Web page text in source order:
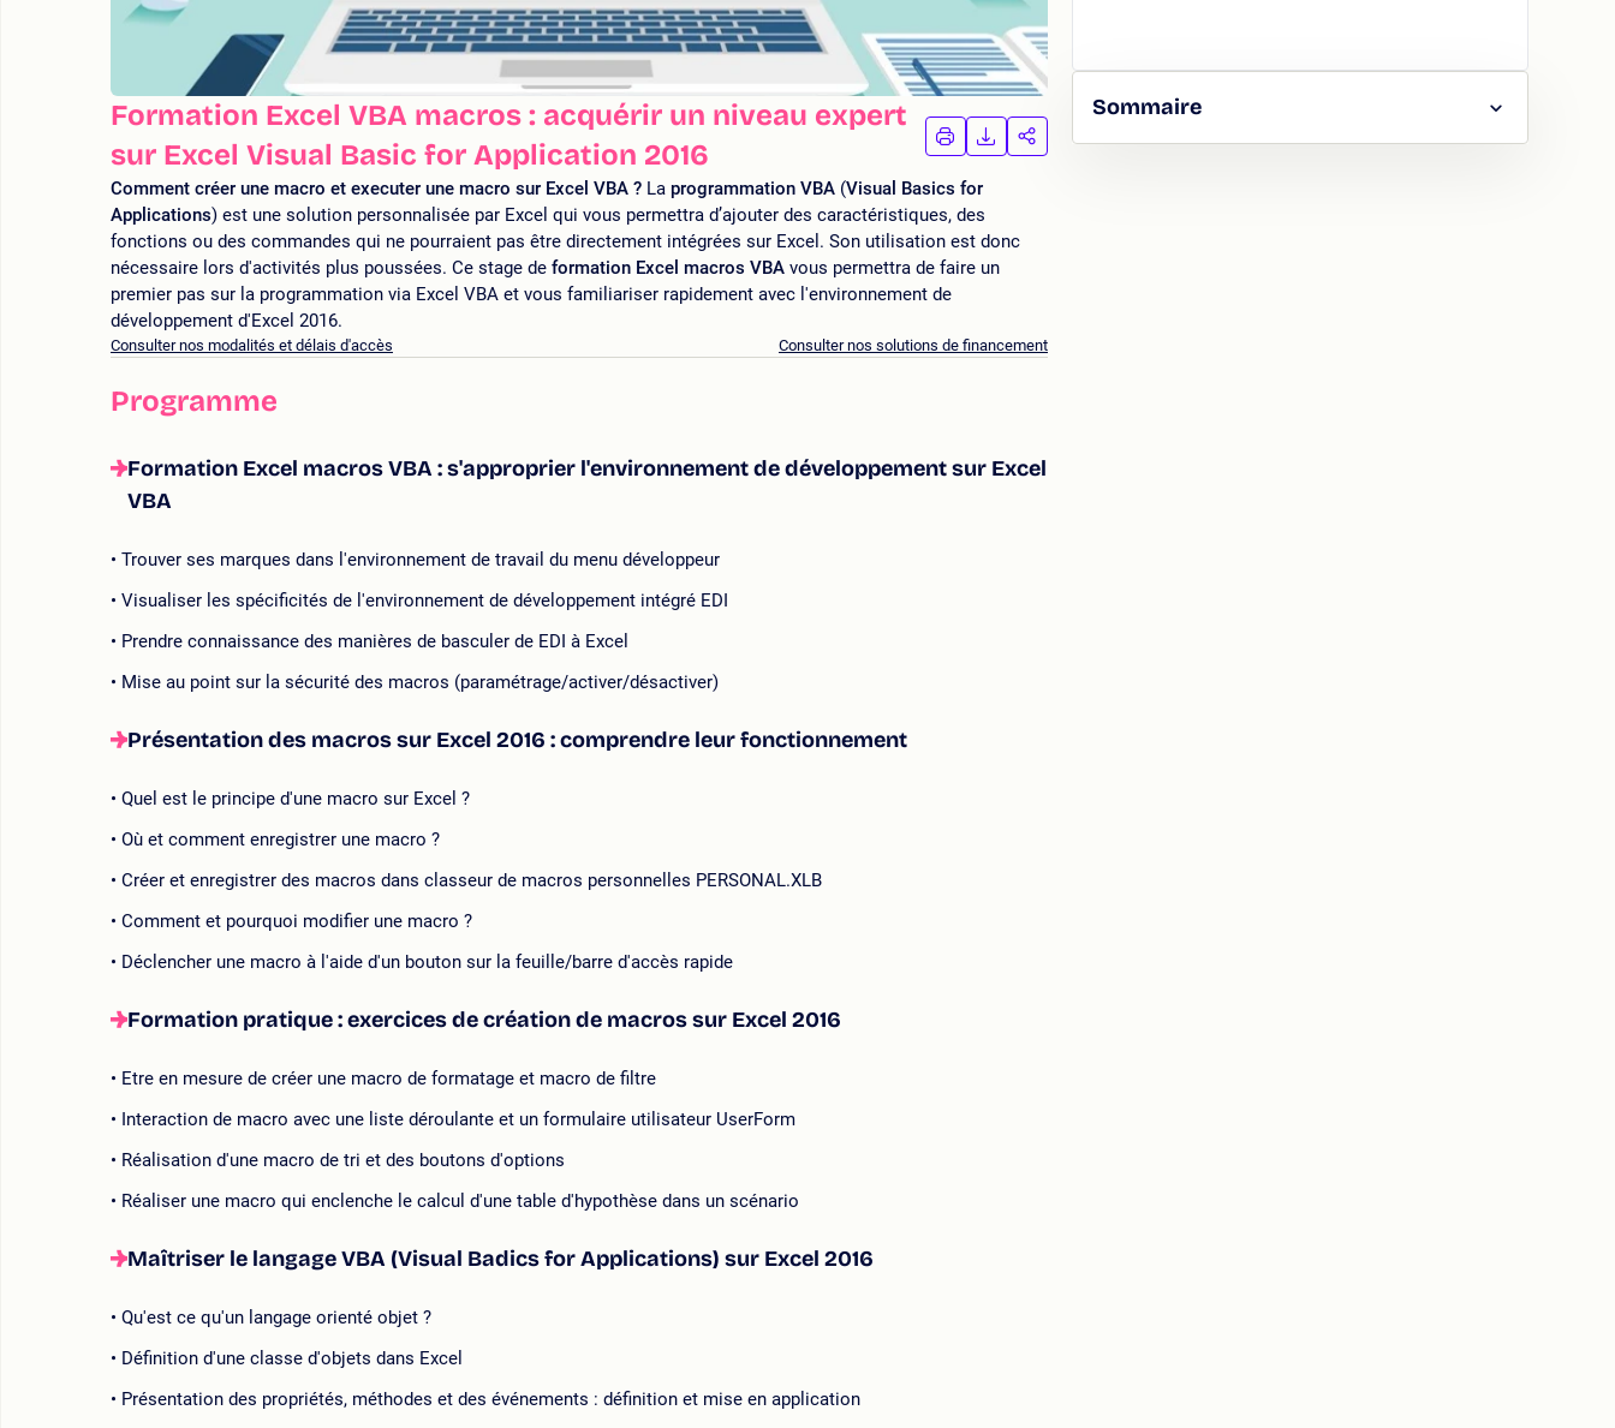
Formation Excel VBA macros : acquérir un niveau expert
sur Excel Visual Basic for Application 2016
IMPRIMER
LA
FORMATION
TÉLÉCHARGER
LA
PARTAGER
Comment créer une macro et executer une macro sur Excel VBA ? La programmation VBA (Visual Basics for
Applications) est une solution personnalisée par Excel qui vous permettra d’ajouter des caractéristiques, des
fonctions ou des commandes qui ne pourraient pas être directement intégrées sur Excel. Son utilisation est donc
nécessaire lors d'activités plus poussées. Ce stage de formation Excel macros VBA vous permettra de faire un
premier pas sur la programmation via Excel VBA et vous familiariser rapidement avec l'environnement de
développement d'Excel 2016.
Consulter nos modalités et délais d'accès Consulter nos solutions de financement
Programme
Formation Excel macros VBA : s'approprier l'environnement de développement sur Excel
VBA
Trouver ses marques dans l'environnement de travail du menu développeur
Visualiser les spécificités de l'environnement de développement intégré EDI
Prendre connaissance des manières de basculer de EDI à Excel
Mise au point sur la sécurité des macros (paramétrage/activer/désactiver)
Présentation des macros sur Excel 2016 : comprendre leur fonctionnement
Quel est le principe d'une macro sur Excel ?
Où et comment enregistrer une macro ?
Créer et enregistrer des macros dans classeur de macros personnelles PERSONAL.XLB
Comment et pourquoi modifier une macro ?
Déclencher une macro à l'aide d'un bouton sur la feuille/barre d'accès rapide
Formation pratique : exercices de création de macros sur Excel 2016
Etre en mesure de créer une macro de formatage et macro de filtre
Interaction de macro avec une liste déroulante et un formulaire utilisateur UserForm
Réalisation d'une macro de tri et des boutons d'options
Réaliser une macro qui enclenche le calcul d'une table d'hypothèse dans un scénario
Maîtriser le langage VBA (Visual Badics for Applications) sur Excel 2016
Qu'est ce qu'un langage orienté objet ?
Définition d'une classe d'objets dans Excel
Présentation des propriétés, méthodes et des événements : définition et mise en application
Sommaire